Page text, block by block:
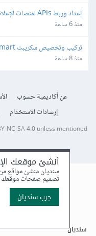
إعداد وربط APIs لمنصات الإعلانات (Production Ready)
منذ 6 ساعة
والمتجر
منذ 8 ساعة
عن أكاديمية حسوب
إرشادات الاستخدام
NC-SA 4.0unless mentioned